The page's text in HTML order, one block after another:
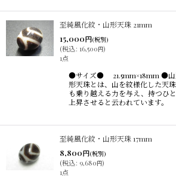
至純風化紋・山形天珠 21mm
15,000円(税別)
(税込: 16,500円)
1点
●サイズ● 21.5mm×18mm ●山
形天珠とは、山を紋様化した天
も乗り越える力を与え、持つひ
上昇させると云われています。
至純風化紋・山形天珠 17mm
8,800円(税別)
(税込: 9,680円)
1点